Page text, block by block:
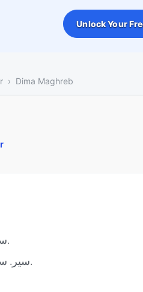
Unlock Your
Dima Maghreb
سير. سير. سير. سير.
سير. سير. سير. سير. سير.